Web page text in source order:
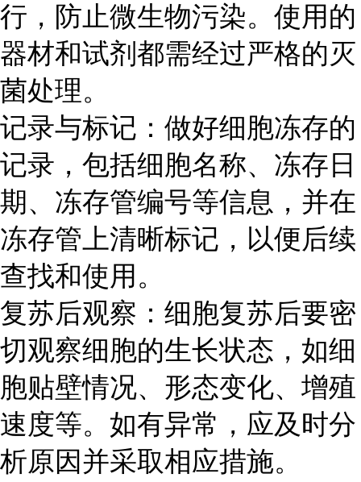
行，防止微生物污染。使用的
器材和试剂都需经过严格的灭
菌处理。
记录与标记：做好细胞冻存的
记录，包括细胞名称、冻存日
期、冻存管编号等信息，并在
冻存管上清晰标记，以便后续
查找和使用。
复苏后观察：细胞复苏后要密
切观察细胞的生长状态，如细
胞贴壁情况、形态变化、增殖
速度等。如有异常，应及时分
析原因并采取相应措施。